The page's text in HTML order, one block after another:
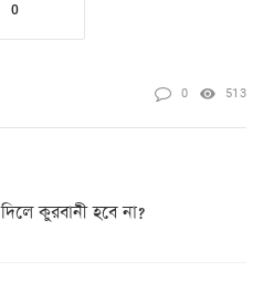
0
0 513
কুরবানী হবে না?